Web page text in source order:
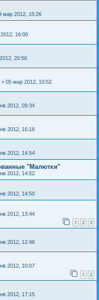
мар 2012, 15:26
16:00
20:56
« 05 мар 2012, 10:52
2012, 09:34
2012, 16:16
2012, 14:54
"Малютки"
2012, 14:52
2012, 14:50
2012, 13:44
1 2 3
2012, 12:46
2012, 10:07
1 2
2012, 17:15